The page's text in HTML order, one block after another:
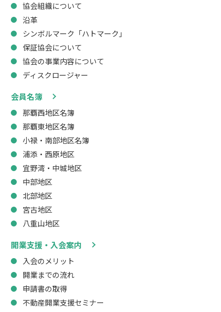
協会組織について
沿革
シンボルマーク「ハトマーク」
保証協会について
協会の事業内容について
ディスクロージャー
会員名簿
那覇西地区名簿
那覇東地区名簿
小禄・南部地区名簿
浦添・西原地区
宜野湾・中城地区
中部地区
北部地区
宮古地区
八重山地区
開業支援・入会案内
入会のメリット
開業までの流れ
申請書の取得
不動産開業支援セミナー